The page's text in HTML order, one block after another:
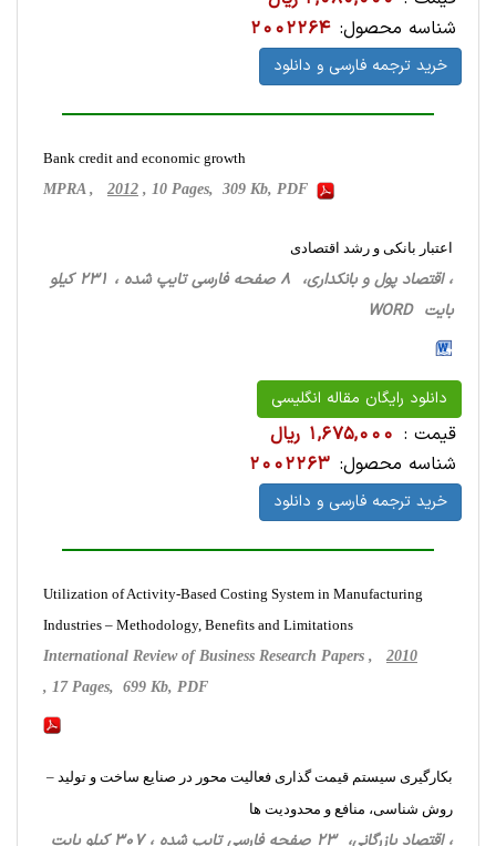
شناسه محصول: 2002264
خرید ترجمه فارسی و دانلود
Bank credit and economic growth
MPRA , 2012 , 10 Pages, 309 Kb, PDF
اعتبار بانکی و رشد اقتصادی
، اقتصاد پول و بانکداری، 8 صفحه فارسی تایپ شده ، 231 کیلو
بایت WORD
دانلود رایگان مقاله انگلیسی
قیمت : 1,675,000 ریال
شناسه محصول: 2002263
خرید ترجمه فارسی و دانلود
Utilization of Activity-Based Costing System in Manufacturing
Industries – Methodology, Benefits and Limitations
International Review of Business Research Papers , 2010
, 17 Pages, 699 Kb, PDF
بکارگیری سیستم قیمت گذاری فعالیت محور در صنایع ساخت و تولید –
روش شناسی، منافع و محدودیت ها
، اقتصاد بازرگانی، 23 صفحه فارسی تایپ شده ، 307 کیلو بایت